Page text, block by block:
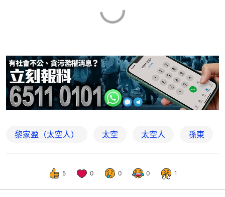
黎家盈（太空人） 太空 太空人 孫東
5 0 0 0 1